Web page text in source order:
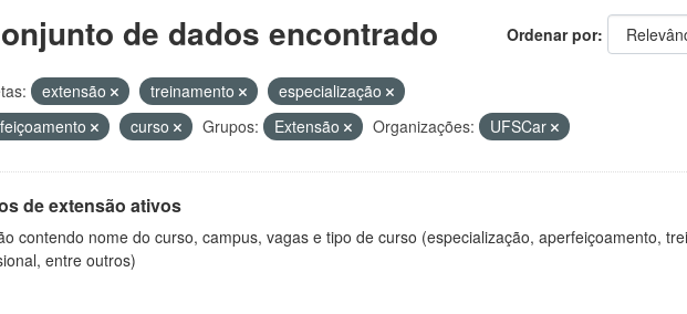
Ordenar por
de dados encontrado
extensão treinamento
especialização
curso Grupos: Extensão Organizações: UFSCar
de extensão ativos
contendo nome do curso, campus, vagas e tipo de curso (especialização, aperfeiçoamento,
entre outros)